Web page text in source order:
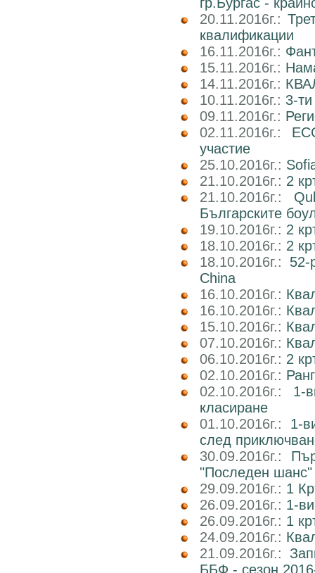
20.11.2016г.:
квалификации
16.11.2016г.:
15.11.2016г.:
14.11.2016г.:
10.11.2016г.: 3-
09.11.2016г.:
02.11.2016г.:
участие
25.10.2016г.:
21.10.2016г.: 2
21.10.2016г.:
Българските
19.10.2016г.: 2
18.10.2016г.: 2
18.10.2016г.: 52-
China
16.10.2016г.:
16.10.2016г.:
15.10.2016г.:
07.10.2016г.:
06.10.2016г.: 2
02.10.2016г.:
02.10.2016г.: 1-
класиране
01.10.2016г.: 1-
след
30.09.2016г.:
"Последен шанс"
29.09.2016г.: 1
26.09.2016г.: 1-
26.09.2016г.: 1
24.09.2016г.:
21.09.2016г.:
ББФ - сезон